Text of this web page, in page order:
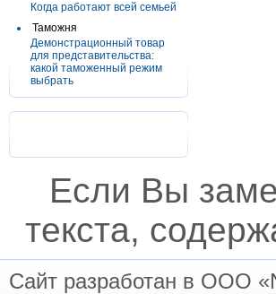
Когда работают всей семьей
Таможня
Демонстрационный товар
для представительства:
какой таможенный режим
выбрать
Если Вы
текста,
Сайт разработан в ООО